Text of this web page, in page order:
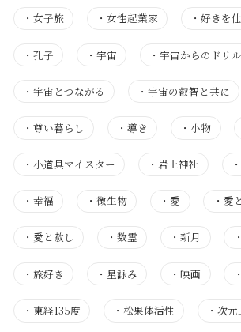
・ 女子旅 ・女性起業家 ・好きを
・ 孔子 ・宇宙 ・宇宙からのドリル
・ 宇宙とつながる ・宇宙の叡智と共に
・ 尊い暮らし ・導き ・小物
・ 小道具マイスター ・岩上神社 ・
・ 幸福 ・微生物 ・ 愛 ・ 愛
・ 愛と赦し ・数霊 ・新月 ・
・ 旅好き ・ 星詠み ・映画 ・
・ 東経135度 ・ 松果体活性 ・次元